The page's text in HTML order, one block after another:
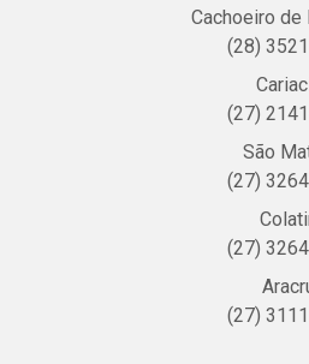
Cachoeiro de
(28)
(27)
São
(27)
(27)
(27)